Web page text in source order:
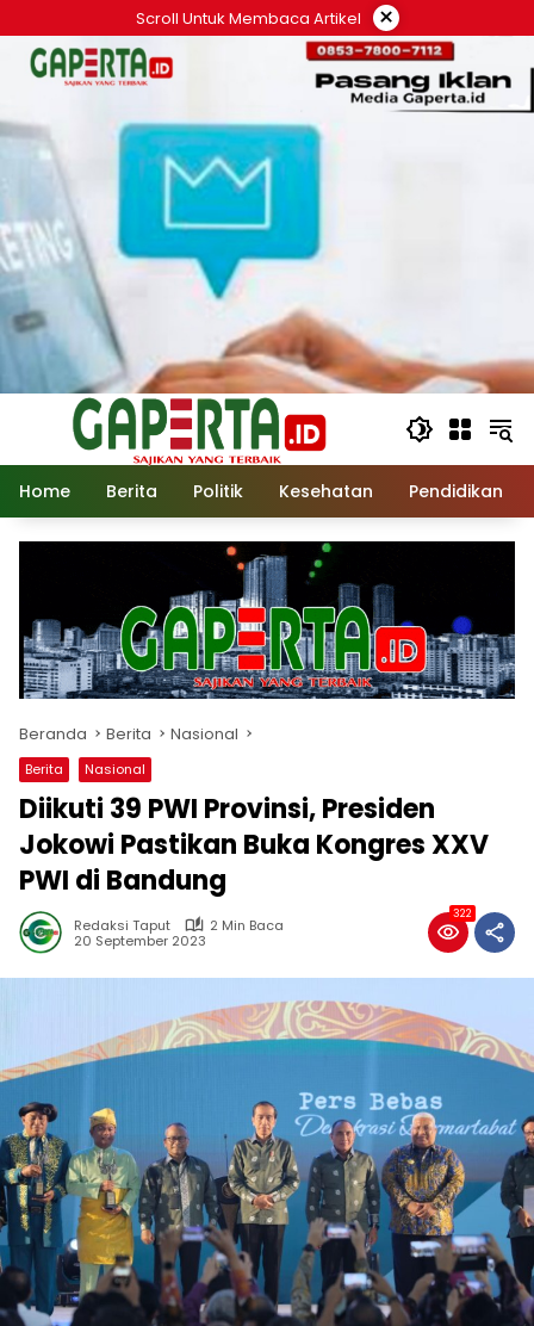
ke
konten
Scroll Untuk Membaca Artikel ×
Home Berita Politik Kesehatan Pendidikan
Beranda Berita Nasional
Berita Nasional
Diikuti 39 PWI Provinsi, Presiden
Jokowi Pastikan Buka Kongres XXV
PWI di Bandung
Redaksi Taput
2 Min Baca
20 September 2023
322